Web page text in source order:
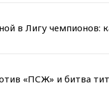
в Лигу чемпионов:
«ПСЖ» и битва